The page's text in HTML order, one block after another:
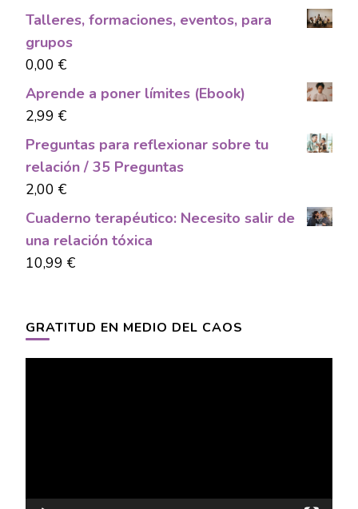
Talleres, formaciones, eventos, para
grupos
0,00 €
Aprende a poner límites (Ebook)
2,99 €
Preguntas para reflexionar sobre tu
relación / 35 Preguntas
2,00 €
Cuaderno terapéutico: Necesito salir de
una relación tóxica
10,99 €
GRATITUD EN MEDIO DEL CAOS